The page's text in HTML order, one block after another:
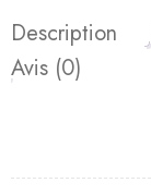
Description
Avis (0)